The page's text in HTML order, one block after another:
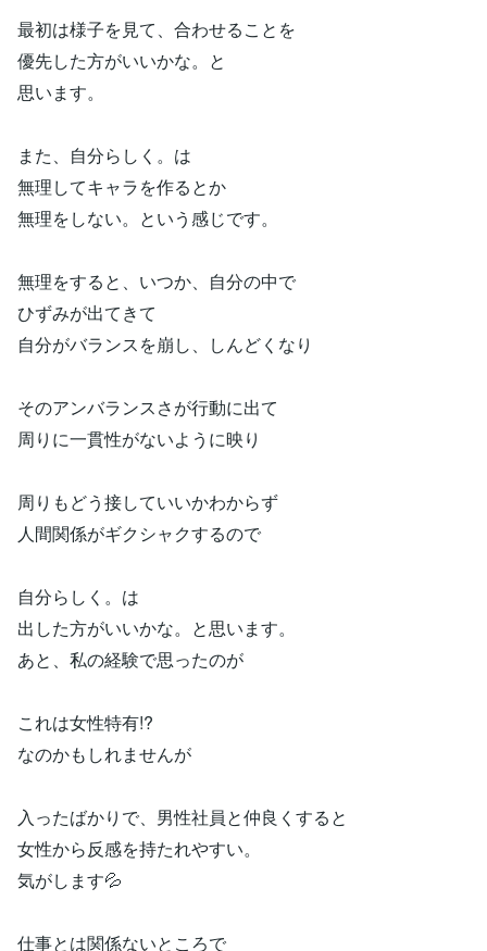
最初は様子を見て、合わせることを
優先した方がいいかな。と
思います。
また、自分らしく。は
無理してキャラを作るとか
無理をしない。という感じです。
無理をすると、いつか、自分の中で
ひずみが出てきて
自分がバランスを崩し、しんどくなり
そのアンバランスさが行動に出て
周りに一貫性がないように映り
周りもどう接していいかわからず
人間関係がギクシャクするので
自分らしく。は
出した方がいいかな。と思います。
あと、私の経験で思ったのが
これは女性特有!?
なのかもしれませんが
入ったばかりで、男性社員と仲良くすると
女性から反感を持たれやすい。
気がします💦
仕事とは関係ないところで